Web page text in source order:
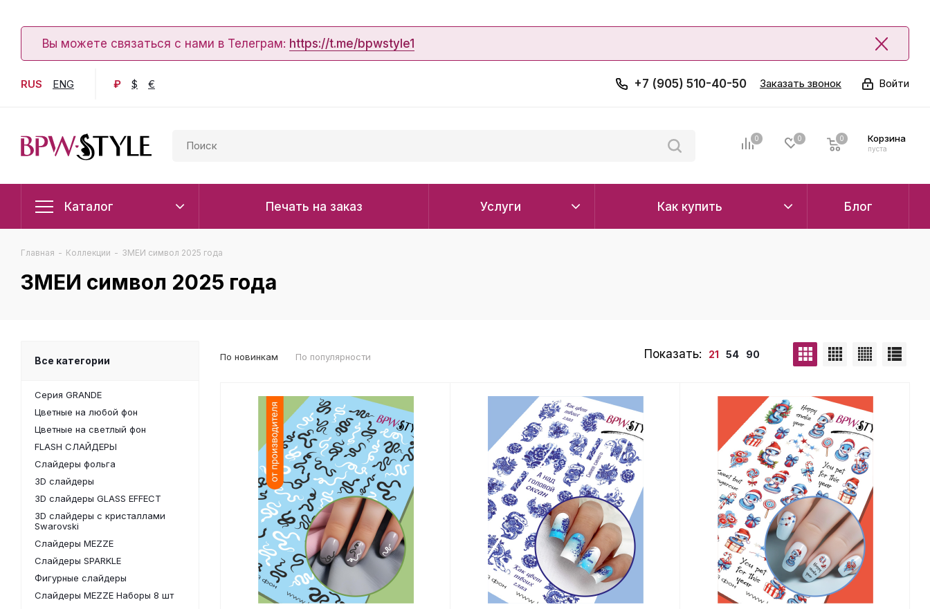
Вы можете связаться с нами в Телеграм: https://t.me/bpwstyle1
RUS ENG ₽ $ € Войти
+7 (905) 510-40-50 Заказать звонок
0 0 Корзина
0
пуста
0
Каталог Печать на заказ Услуги Как купить Блог
Главная - Коллекции - ЗМЕИ символ 2025 года
ЗМЕИ символ 2025 года
По новинкам По популярности Показать: 21 54 90
Все категории
Серия GRANDE
Цветные на любой фон
Цветные на светлый фон
FLASH СЛАЙДЕРЫ
Слайдеры фольга
3D слайдеры
3D слайдеры GLASS EFFECT
3D слайдеры с кристаллами
Swarovski
Слайдеры MEZZE
Слайдеры SPARKLE
Фигурные слайдеры
Слайдеры MEZZE Наборы 8 шт